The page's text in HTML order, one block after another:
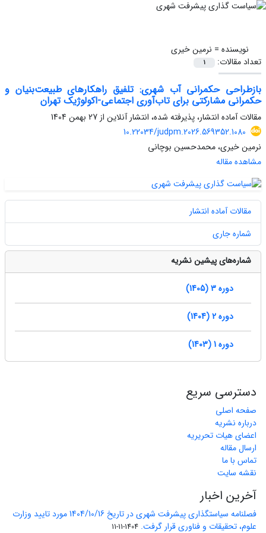
نویسنده = نرمین خیری
تعداد مقالات:
1
بازطراحی حکمرانی آب شهری: تلفیق راهکارهای طبیعت‌بنیان و
حکمرانی مشارکتی برای تاب‌آوری اجتماعی-اکولوژیک تهران
مقالات آماده انتشار، پذیرفته شده، انتشار آنلاین از 27 بهمن 1404
10.22034/judpm.2026.569352.1080
نرمین خیری، محمدحسین بوچانی
مشاهده مقاله
مقالات آماده انتشار
شماره جاری
شماره‌های پیشین نشریه
دوره 3 (1405)
دوره 2 (1404)
دوره 1 (1403)
دسترسی سریع
صفحه اصلی
درباره نشریه
اعضای هیات تحریریه
ارسال مقاله
تماس با ما
نقشه سایت
آخرین اخبار
فصلنامه سیاستگذاری پیشرفت شهری در تاریخ 1404/10/16 مورد تایید وزارت
علوم، تحقیقات و فناوری قرار گرفت. 1404-11-11